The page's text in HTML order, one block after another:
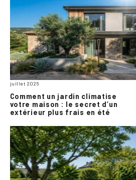
juillet 2026
Comment un jardin climatise
votre maison : le secret d’un
extérieur plus frais en été